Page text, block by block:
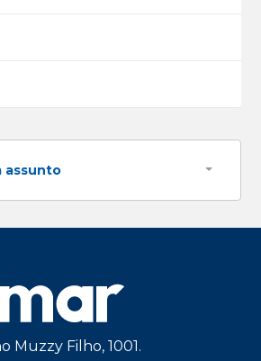
assunto
Muzzy Filho, 1001.